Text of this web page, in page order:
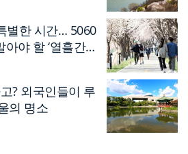
별한 시간… 5060
야 할 ‘열흘간의
? 외국인들이 루
의 명소